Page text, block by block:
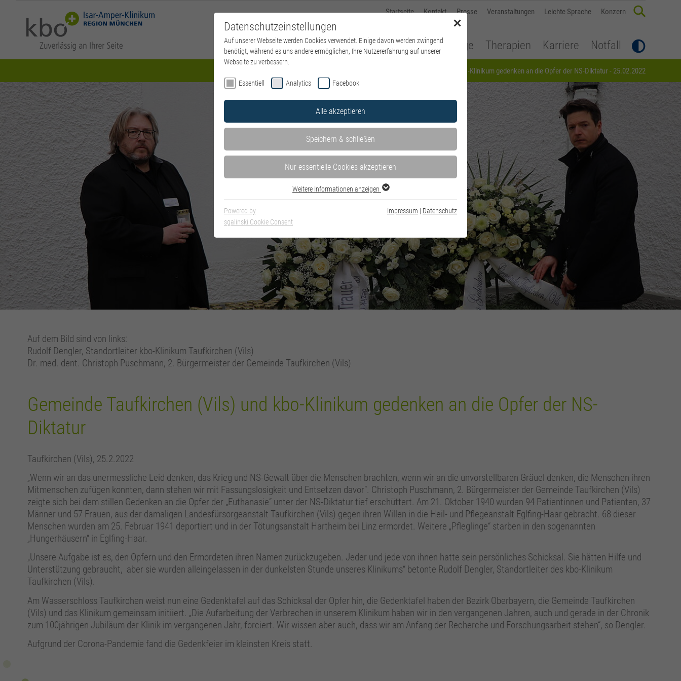
Kliniken und Bereiche Standorte Über uns Pflege Therapien Karriere Notfall
Startseite Kontakt Presse Veranstaltungen Leichte Sprache Konzern
Gemeinde Taufkirchen (Vils) und kbo-Klinikum gedenken an die Opfer der NS-Diktatur - 25.02.2022
Auf dem Bild sind von links:
Rudolf Dengler, Standortleiter kbo-Klinikum Taufkirchen (Vils)
Dr. med. dent. Christoph Puschmann, 2. Bürgermeister der Gemeinde Taufkirchen (Vils)
Gemeinde Taufkirchen (Vils) und kbo-Klinikum gedenken an die Opfer der NS-
Diktatur
Taufkirchen (Vils), 25.2.2022
„Wenn wir an das unermessliche Leid denken, das Krieg und NS-Gewalt über die Menschen brachten, wenn wir an die unvorstellbaren Gräuel denken, die Menschen ihren
Mitmenschen zufügen konnten, dann stehen wir mit Fassungslosigkeit und Entsetzen davor“. Christoph Puschmann, 2. Bürgermeister der Gemeinde Taufkirchen (Vils)
zeigte sich bei dem stillen Gedenken an die Opfer der „Euthanasie“ unter der NS-Diktatur tief erschüttert. Am 21. Oktober 1940 wurden 94 Patientinnen und Patienten, 37
Männer und 57 Frauen, aus der damaligen Landesfürsorgeanstalt Taufkirchen (Vils) gegen ihren Willen in die Heil- und Pflege­anstalt Eglfing-Haar gebracht. 68 dieser
Menschen wurden am 25. Februar 1941 deportiert und in der Tötungsanstalt Hartheim bei Linz ermordet. Weitere „Pfleglinge“ starben in den sogenannten
„Hungerhäusern“ in Eglfing-Haar.
„Unsere Aufgabe ist es, den Opfern und den Ermordeten ihren Namen zurückzugeben. Jeder und jede von ihnen hatte sein persönliches Schicksal. Sie hätten Hilfe und
Unterstützung gebraucht, aber sie wurden alleingelassen in der dunkelsten Stunde unseres Klinikums“ betonte Rudolf Dengler, Standortleiter des kbo-Klinikum
Taufkirchen (Vils).
Am Wasserschloss Taufkirchen weist nun eine Gedenktafel auf das Schicksal der Opfer hin, die Gedenktafel haben der Bezirk Oberbayern, die Gemeinde Taufkirchen
(Vils) und das Klinikum gemeinsam initiiert. „Die Aufarbeitung der Verbrechen in unserem Klinikum haben wir in den vergangenen Jahren, auch und gerade in der Chronik
zum 100jährigen Jubiläum der Klinik im vergangenen Jahr, forciert. Wir wissen aber auch, dass wir am Anfang der Recherche und Forschungsarbeit stehen“, so Dengler.
Aufgrund der Corona-Pandemie fand die Gedenkfeier im kleinsten Kreis statt.
✕
Datenschutzeinstellungen
Auf unserer Webseite werden Cookies verwendet. Einige davon werden zwingend
benötigt, während es uns andere ermöglichen, Ihre Nutzererfahrung auf unserer
Webseite zu verbessern.
Essentiell Analytics Facebook
Alle akzeptieren
Speichern & schließen
Nur essentielle Cookies akzeptieren
Weitere Informationen anzeigen
Powered by
sgalinski Cookie Consent
Impressum | Datenschutz